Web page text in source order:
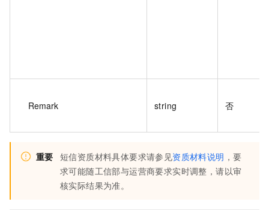
Remark string 否
重要 短信资质材料具体要求请参见资质材料说明 ，要
求可能随工信部与运营商要求实时调整，请以审
核实际结果为准。